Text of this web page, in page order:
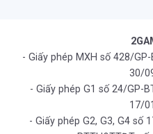
- Giấy phép MXH số 428/
30/
- Giấy phép G1 số 24/GP-
17/
- Giấy phép G2, G3, G4 số